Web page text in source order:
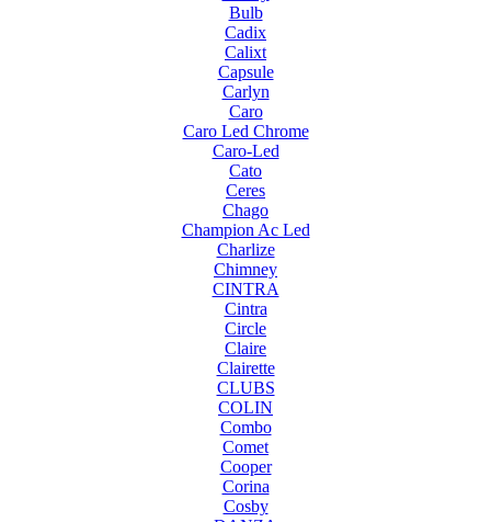
Bulb
Cadix
Calixt
Capsule
Carlyn
Caro
Caro Led Chrome
Caro-Led
Cato
Ceres
Chago
Champion Ac Led
Charlize
Chimney
CINTRA
Cintra
Circle
Claire
Clairette
CLUBS
COLIN
Combo
Comet
Cooper
Corina
Cosby